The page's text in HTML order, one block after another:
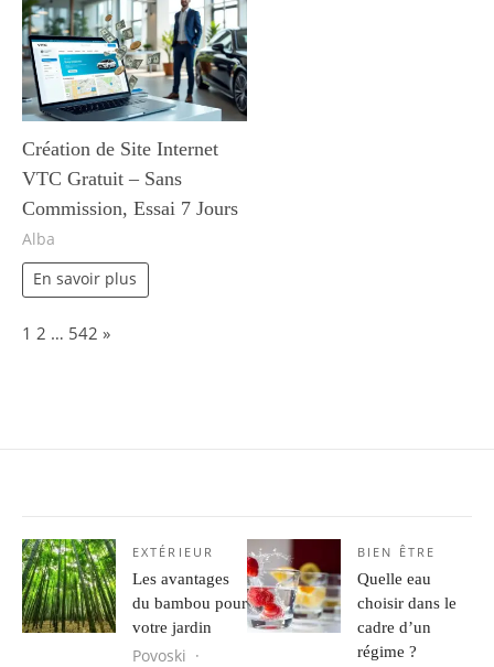
Création de Site Internet
VTC Gratuit – Sans
Commission, Essai 7 Jours
Alba
En savoir plus
Page:
1 2 … 542 Next
»
EXTÉRIEUR
Les avantages
du bambou pour
votre jardin
Povoski
BIEN ÊTRE
Quelle eau
choisir dans le
cadre d’un
régime ?